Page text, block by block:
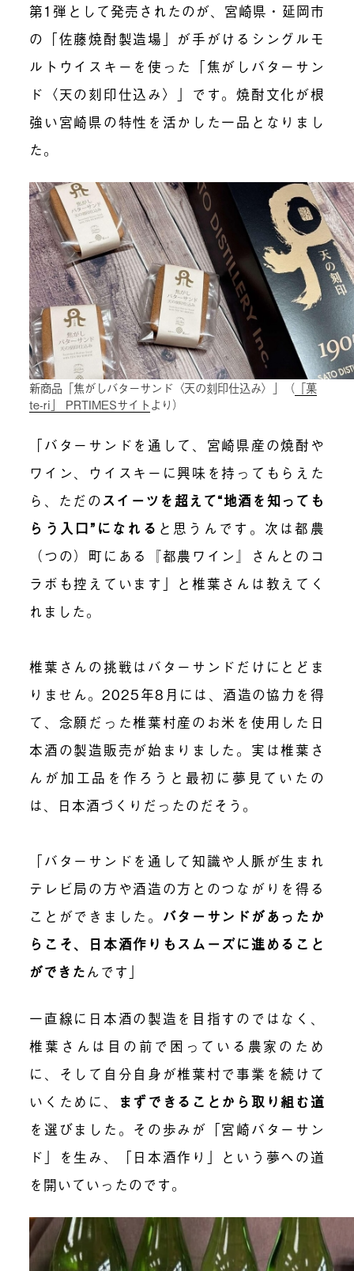
第1弾として発売されたのが、宮崎県・延岡市
の「佐藤焼酎製造場」が手がけるシングルモ
ルトウイスキーを使った「焦がしバターサン
ド〈天の刻印仕込み〉」です。焼酎文化が根
強い宮崎県の特性を活かした一品となりまし
た。
新商品「焦がしバターサンド〈天の刻印仕込み〉」（ 「菓
te-ri」 PRTIMESサイトより）
「バターサンドを通して、宮崎県産の焼酎や
ワイン、ウイスキーに興味を持ってもらえた
ら、ただのスイーツを超えて“地酒を知っても
らう入口”になれる と思うんです。次は都農
（つの）町にある『都農ワイン』さんとのコ
ラボも控えています 」と椎葉さんは教えてく
れました。
椎葉さんの挑戦はバターサンドだけにとどま
りません。2025年8月には、酒造の協力を得
て、念願だった椎葉村産のお米を使用した日
本酒の製造販売が始まりました。実は椎葉さ
んが加工品を作ろうと最初に夢見ていたの
は、日本酒づくりだったのだそう。
「バターサンドを通して知識や人脈が生まれ
テレビ局の方や酒造の方とのつながりを得る
ことができました。 バターサンドがあったか
らこそ、日本酒作りもスムーズに進めること
ができたんです」
一直線に日本酒の製造を目指すのではなく、
椎葉さんは目の前で困っている農家のため
に、そして自分自身が椎葉村で事業を続けて
いくために、
まずできることから取り組む道
を選びました。その歩みが「宮崎バターサン
ド」を生み、「日本酒作り」という夢への道
を開いていったのです。